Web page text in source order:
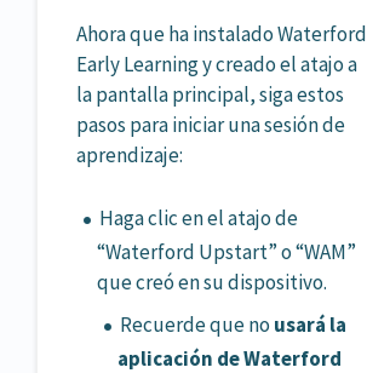
Ahora que ha instalado Waterford
Early Learning y creado el atajo a
la pantalla principal, siga estos
pasos para iniciar una sesión de
aprendizaje:
Haga clic en el atajo de
“Waterford Upstart” o “WAM”
que creó en su dispositivo.
Recuerde que no usará la
aplicación de Waterford